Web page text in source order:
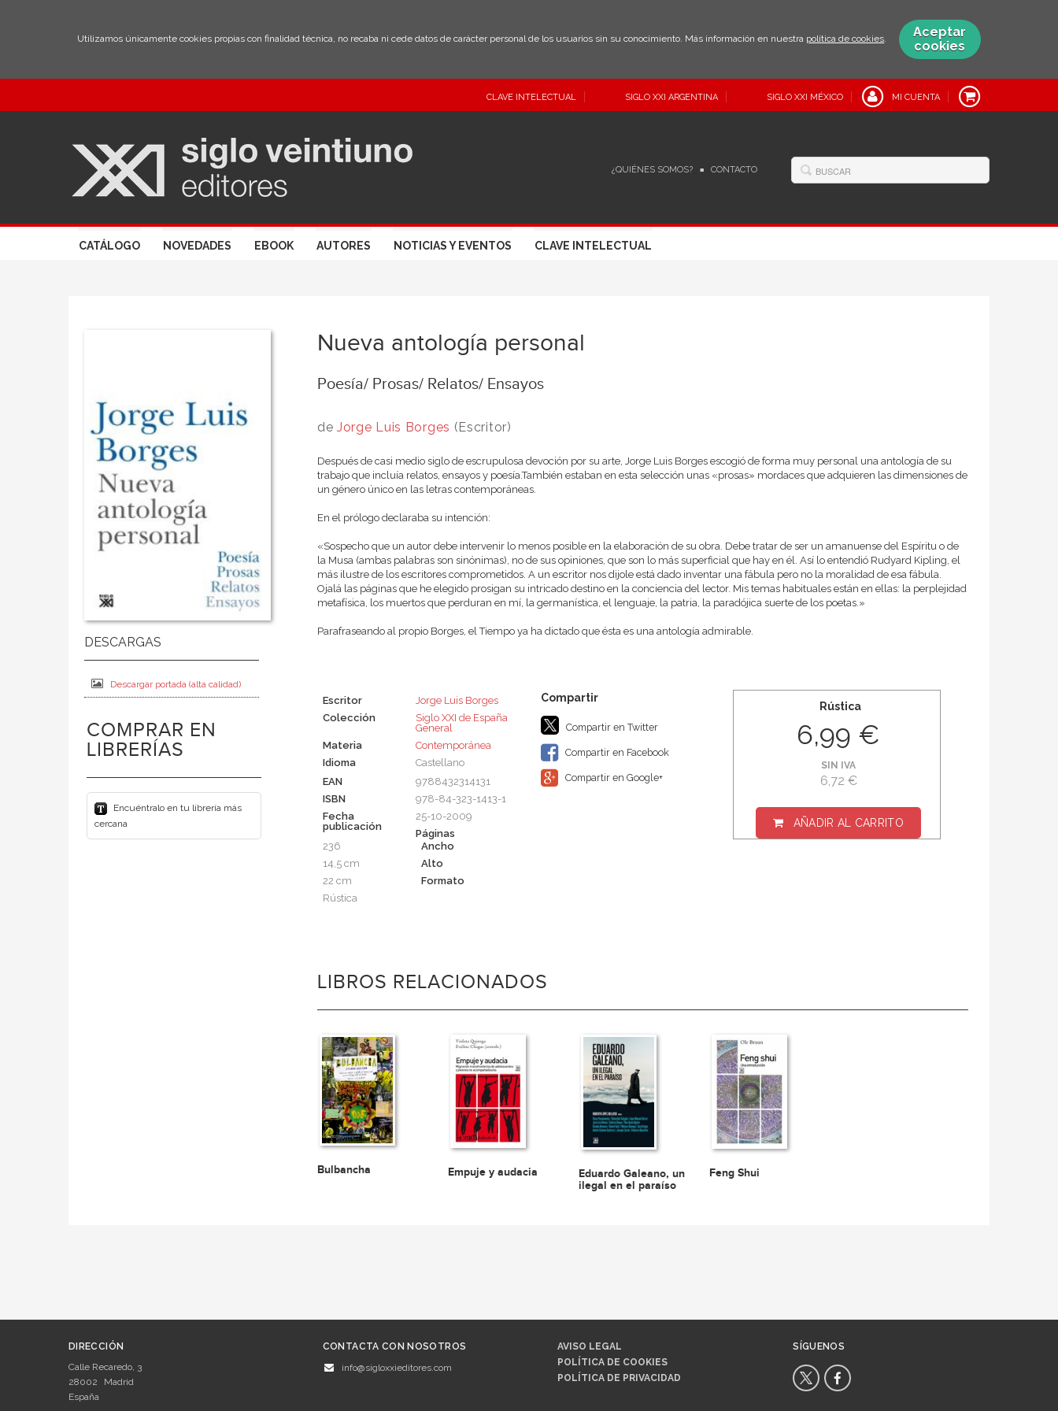
Utilizamos únicamente cookies propias con finalidad técnica, no recaba ni cede datos de carácter personal de los usuarios sin su conocimiento. Más información en nuestra política de cookies.
Aceptar
cookies
CLAVE INTELECTUAL SIGLO XXI ARGENTINA SIGLO XXI MÉXICO MI CUENTA
¿QUIÉNES SOMOS? CONTACTO
CATÁLOGO NOVEDADES EBOOK AUTORES NOTICIAS Y EVENTOS CLAVE INTELECTUAL
Descargar portada (alta calidad)
COMPRAR EN
LIBRERÍAS
Encuéntralo en tu librería más
cercana
Nueva antología personal
Poesía/ Prosas/ Relatos/ Ensayos
deJorge Luis Borges (Escritor)
Después de casi medio siglo de escrupulosa devoción por su arte, Jorge Luis Borges escogió de forma muy personal una antología de su
trabajo que incluía relatos, ensayos y poesía.También estaban en esta selección unas «prosas» mordaces que adquieren las dimensiones de
un género único en las letras contemporáneas.
En el prólogo declaraba su intención:
«Sospecho que un autor debe intervenir lo menos posible en la elaboración de su obra. Debe tratar de ser un amanuense del Espíritu o de
la Musa (ambas palabras son sinónimas), no de sus opiniones, que son lo más superficial que hay en él. Así lo entendió Rudyard Kipling, el
más ilustre de los escritores comprometidos. A un escritor nos dijole está dado inventar una fábula pero no la moralidad de esa fábula.
Ojalá las páginas que he elegido prosigan su intricado destino en la conciencia del lector. Mis temas habituales están en ellas: la perplejidad
metafísica, los muertos que perduran en mí, la germanística, el lenguaje, la patria, la paradójica suerte de los poetas.»
Parafraseando al propio Borges, el Tiempo ya ha dictado que ésta es una antología admirable.
Escritor
Jorge Luis Borges
Colección
Siglo XXI de España
General
Materia
Contemporánea
Idioma
Castellano
EAN
9788432314131
ISBN
978-84-323-1413-1
Fecha
publicación
25-10-2009
Páginas
236
Ancho
14,5 cm
Alto
22 cm
Formato
Rústica
Compartir en Twitter
Compartir en Facebook
Compartir en Google+
Rústica
6,99 €
SIN IVA
6,72 €
AÑADIR AL CARRITO
LIBROS RELACIONADOS
Bulbancha Empuje y audacia
Eduardo Galeano, un
ilegal en el paraíso
Feng Shui
DIRECCIÓN
Calle Recaredo, 3
28002
Madrid
España
CONTACTA CON NOSOTROS
info@sigloxxieditores.com
AVISO LEGAL
POLÍTICA DE COOKIES
POLÍTICA DE PRIVACIDAD
SÍGUENOS